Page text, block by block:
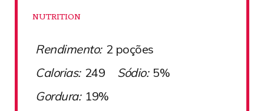
NUTRITION
Rendimento: 2 poções
Calorias: 249 Sódio: 5%
Gordura: 19%